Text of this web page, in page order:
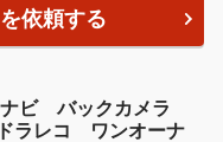
依頼する
ナビ バックカメラ
ラレコ ワンオーナ